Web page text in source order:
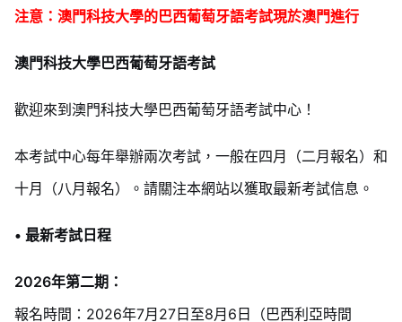
注意：澳門科技大學的巴西葡萄牙語考試現於澳門進行
澳門科技大學巴西葡萄牙語考試
歡迎來到澳門科技大學巴西葡萄牙語考試中心！
本考試中心每年舉辦兩次考試，一般在四月（二月報名）和
十月（八月報名）。請關注本網站以獲取最新考試信息。
• 最新考試日程
2026年第二期：
報名時間：2026年7月27日至8月6日（巴西利亞時間